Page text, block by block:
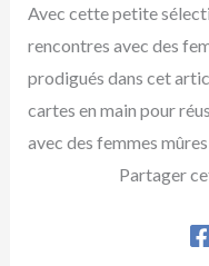
Avec cette petite
rencontres avec des
prodigués dans cet
cartes en main pour
avec des femmes
Partager